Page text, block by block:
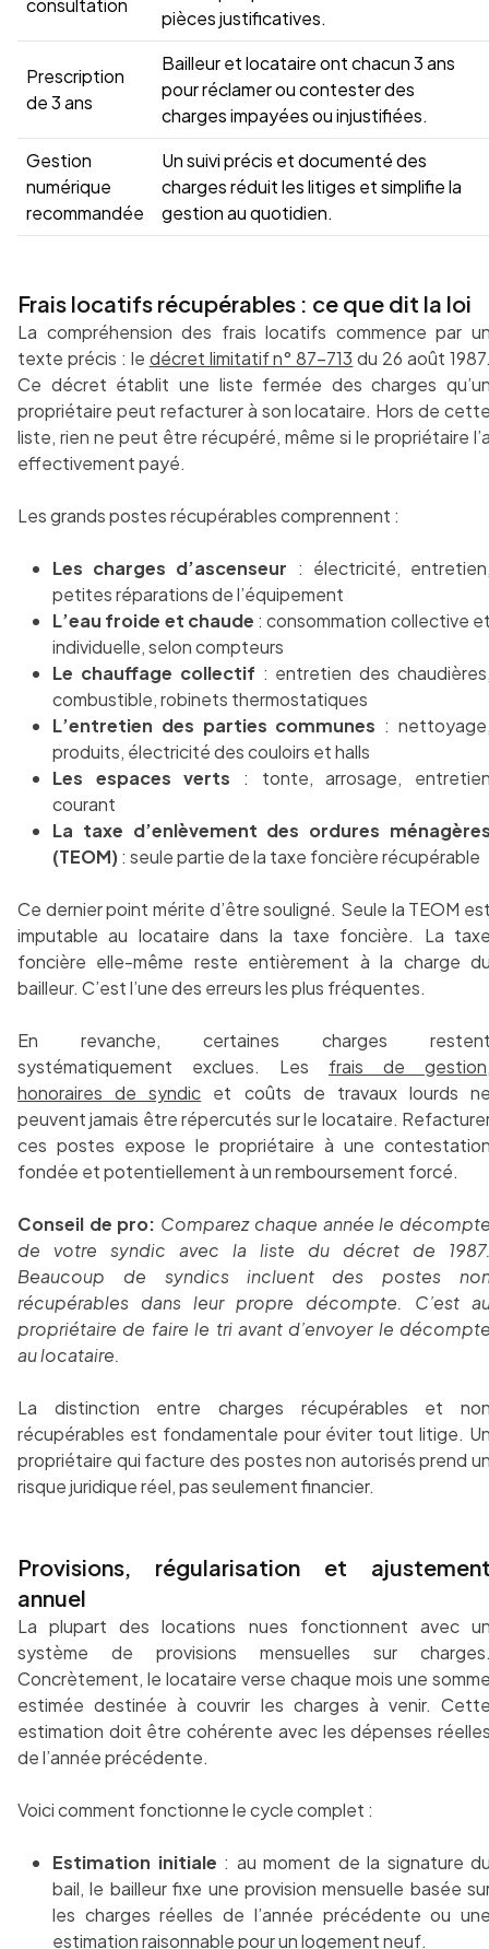
consultation
pièces justificatives.
Prescription
de 3 ans
Bailleur et locataire ont chacun 3 ans
pour réclamer ou contester des
charges impayées ou injustifiées.
Gestion
numérique
recommandée
Un suivi précis et documenté des
charges réduit les litiges et simplifie la
gestion au quotidien.
Frais locatifs récupérables : ce que dit la loi
La compréhension des frais locatifs commence par
texte précis : le décret limitatif n° 87-713 du 26 août
Ce décret établit une liste fermée des charges
propriétaire peut refacturer à son locataire. Hors de
liste, rien ne peut être récupéré, même si le propriétaire
effectivement payé.
Les grands postes récupérables comprennent :
Les charges d’ascenseur : électricité,
petites réparations de l’équipement
L’eau froide et chaude : consommation collective
individuelle, selon compteurs
Le chauffage collectif : entretien des
combustible, robinets thermostatiques
L’entretien des parties communes :
produits, électricité des couloirs et halls
Les espaces verts : tonte, arrosage,
courant
La taxe d’enlèvement des ordures
(TEOM): seule partie de la taxe foncière récupérable
Ce dernier point mérite d’être souligné. Seule la TEOM
imputable au locataire dans la taxe foncière. La
foncière elle-même reste entièrement à la charge
bailleur. C’est l’une des erreurs les plus fréquentes.
En revanche, certaines charges
systématiquement exclues. Les frais de
honoraires de syndic et coûts de travaux lourds
peuvent jamais être répercutés sur le locataire.
ces postes expose le propriétaire à une
fondée et potentiellement à un remboursement forcé.
Conseil de pro: Comparez chaque année le
de votre syndic avec la liste du décret de
Beaucoup de syndics incluent des postes
récupérables dans leur propre décompte. C’est
propriétaire de faire le tri avant d’envoyer le
au locataire.
La distinction entre charges récupérables et
récupérables est fondamentale pour éviter tout litige.
propriétaire qui facture des postes non autorisés prend
risque juridique réel, pas seulement financier.
Provisions, régularisation et
annuel
La plupart des locations nues fonctionnent avec
système de provisions mensuelles sur
Concrètement, le locataire verse chaque mois une
estimée destinée à couvrir les charges à venir.
estimation doit être cohérente avec les dépenses
de l’année précédente.
Voici comment fonctionne le cycle complet :
Estimation initiale : au moment de la signature
bail, le bailleur fixe une provision mensuelle basée
les charges réelles de l’année précédente ou
estimation raisonnable pour un logement neuf.